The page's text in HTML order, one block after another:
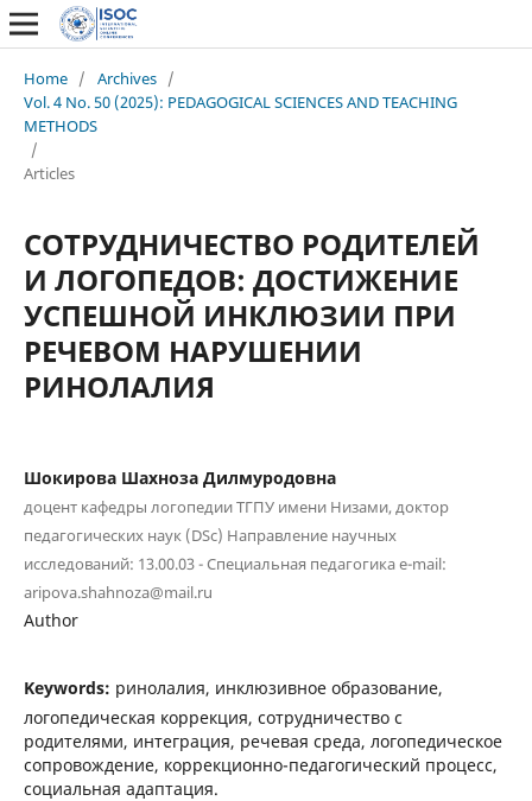
Home / Archives /
Vol. 4 No. 50 (2025): PEDAGOGICAL SCIENCES AND TEACHING
METHODS
/
Articles
СОТРУДНИЧЕСТВО РОДИТЕЛЕЙ
И ЛОГОПЕДОВ: ДОСТИЖЕНИЕ
УСПЕШНОЙ ИНКЛЮЗИИ ПРИ
РЕЧЕВОМ НАРУШЕНИИ
РИНОЛАЛИЯ
Шокирова Шахноза Дилмуродовна
доцент кафедры логопедии ТГПУ имени Низами, доктор
педагогических наук (DSc) Направление научных
исследований: 13.00.03 - Специальная педагогика e-mail:
aripova.shahnoza@mail.ru
Author
Keywords: ринолалия, инклюзивное образование,
логопедическая коррекция, сотрудничество с
родителями, интеграция, речевая среда, логопедическое
сопровождение, коррекционно-педагогический процесс,
социальная адаптация.